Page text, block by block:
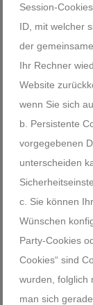
Session-
ID, mit welcher
der
Ihr Rechner
Website
wenn Sie sich
Persistente
vorgegebenen
unterscheiden
Sie können
Wünschen
Party-Cookies
Cookies“ sind
wurden, folglich
man sich